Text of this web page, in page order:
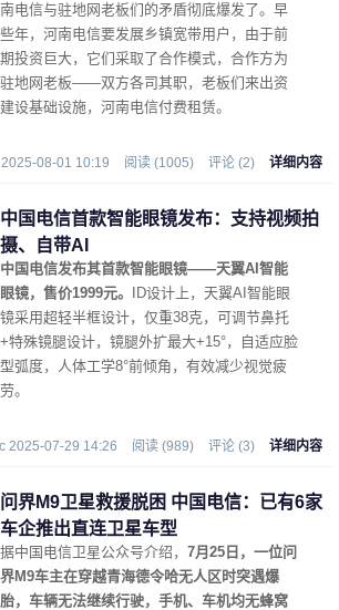
南电信与驻地网老板们的矛盾彻底爆发了。早
些年，河南电信要发展乡镇宽带用户，由于前
期投资巨大，它们采取了合作模式，合作方为
驻地网老板——双方各司其职，老板们来出资
建设基础设施，河南电信付费租赁。
08-01 10:19 阅读 (1005) 评论 (2) 详细内容
中国电信首款智能眼镜发布：支持视频拍
摄、自带AI
中国电信发布其首款智能眼镜——天翼AI智能
眼镜，售价1999元。
ID设计上，天翼AI智能眼
镜采用超轻半框设计，仅重38克，可调节鼻托
+特殊镜腿设计，镜腿外扩最大+15°，自适应脸
型弧度，人体工学8°前倾角，有效减少视觉疲
劳。
2025-07-29 14:26 阅读 (989) 评论 (3) 详细内容
问界M9卫星救援脱困 中国电信：已有6家
车企推出直连卫星车型
据中国电信卫星公众号介绍， 7月25日，一位问
界M9车主在穿越青海德令哈无人区时突遇爆
胎，车辆无法继续行驶，手机、车机均无蜂窝